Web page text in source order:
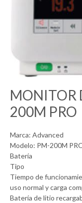
MONITOR
200M PRO
Marca: Advanced
Modelo: PM-200M
Batería
Tipo
Tiempo de
uso normal y carga
Batería de litio